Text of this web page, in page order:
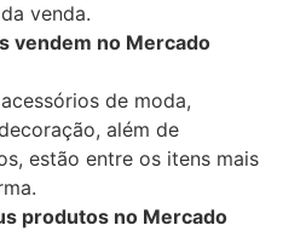
venda.
vendem no Mercado
de moda,
além de
estão entre os itens mais
produtos no Mercado